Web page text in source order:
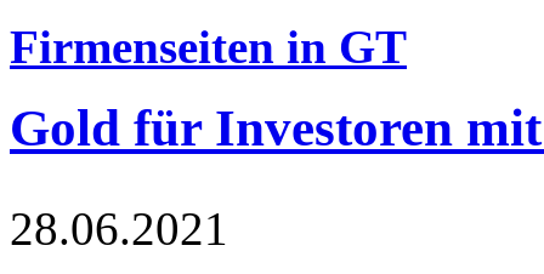
Firmenseiten in GT
Gold für Investoren
28.06.2021